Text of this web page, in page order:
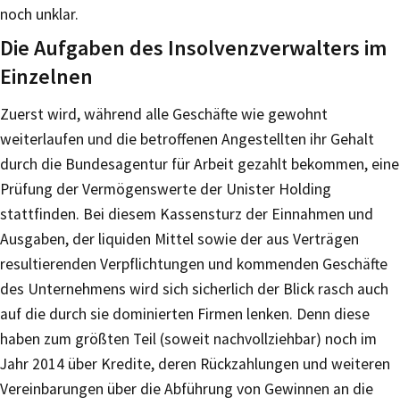
noch unklar.
Die Aufgaben des Insolvenzverwalters im
Einzelnen
Zuerst wird, während alle Geschäfte wie gewohnt
weiterlaufen und die betroffenen Angestellten ihr Gehalt
durch die Bundesagentur für Arbeit gezahlt bekommen, eine
Prüfung der Vermögenswerte der Unister Holding
stattfinden. Bei diesem Kassensturz der Einnahmen und
Ausgaben, der liquiden Mittel sowie der aus Verträgen
resultierenden Verpflichtungen und kommenden Geschäfte
des Unternehmens wird sich sicherlich der Blick rasch auch
auf die durch sie dominierten Firmen lenken. Denn diese
haben zum größten Teil (soweit nachvollziehbar) noch im
Jahr 2014 über Kredite, deren Rückzahlungen und weiteren
Vereinbarungen über die Abführung von Gewinnen an die